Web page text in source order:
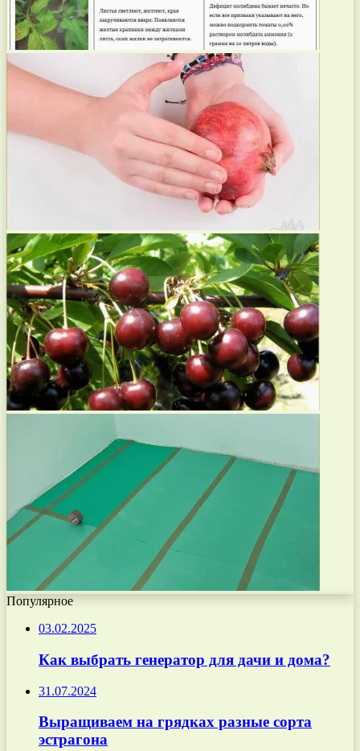
Популярное
03.02.2025
Как выбрать генератор для дачи и дома?
31.07.2024
Выращиваем на грядках разные сорта
эстрагона